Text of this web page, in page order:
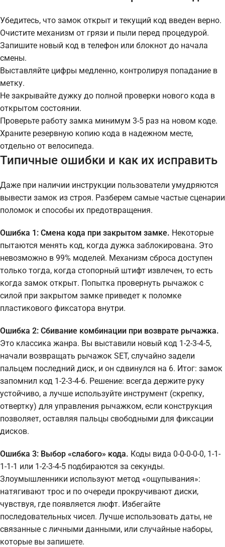
Убедитесь, что замок открыт и текущий код введен верно.
Очистите механизм от грязи и пыли перед процедурой.
Запишите новый код в телефон или блокнот до начала
смены.
Выставляйте цифры медленно, контролируя попадание в
метку.
Не закрывайте дужку до полной проверки нового кода в
открытом состоянии.
Проверьте работу замка минимум 3-5 раз на новом коде.
Храните резервную копию кода в надежном месте,
отдельно от велосипеда.
Типичные ошибки и как их исправить
Даже при наличии инструкции пользователи умудряются
вывести замок из строя. Разберем самые частые сценарии
поломок и способы их предотвращения.
Ошибка 1: Смена кода при закрытом замке. Некоторые
пытаются менять код, когда дужка заблокирована. Это
невозможно в 99% моделей. Механизм сброса доступен
только тогда, когда стопорный штифт извлечен, то есть
когда замок открыт. Попытка провернуть рычажок с
силой при закрытом замке приведет к поломке
пластикового фиксатора внутри.
Ошибка 2: Сбивание комбинации при возврате рычажка.
Это классика жанра. Вы выставили новый код 1-2-3-4-5,
начали возвращать рычажок SET, случайно задели
пальцем последний диск, и он сдвинулся на 6. Итог: замок
запомнил код 1-2-3-4-6. Решение: всегда держите руку
устойчиво, а лучше используйте инструмент (скрепку,
отвертку) для управления рычажком, если конструкция
позволяет, оставляя пальцы свободными для фиксации
дисков.
Ошибка 3: Выбор «слабого» кода. Коды вида 0-0-0-0-0, 1-1-
1-1-1 или 1-2-3-4-5 подбираются за секунды.
Злоумышленники используют метод «ощупывания»:
натягивают трос и по очереди прокручивают диски,
чувствуя, где появляется люфт. Избегайте
последовательных чисел. Лучше использовать даты, не
связанные с личными данными, или случайные наборы,
которые вы запишете.